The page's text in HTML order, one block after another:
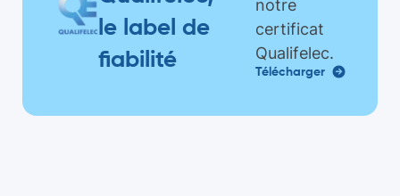
le label de
fiabilité
notre
certificat
Qualifelec.
Télécharger